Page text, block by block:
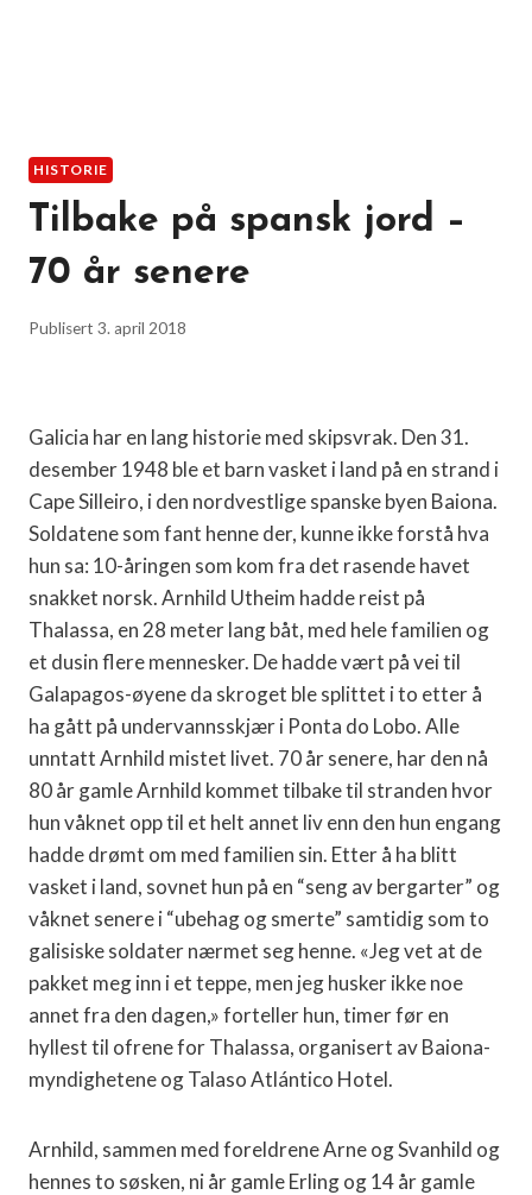
HISTORIE
Tilbake på spansk jord –
70 år senere
Publisert 3. april 2018
Galicia har en lang historie med skipsvrak. Den 31.
desember 1948 ble et barn vasket i land på en strand i
Cape Silleiro, i den nordvestlige spanske byen Baiona.
Soldatene som fant henne der, kunne ikke forstå hva
hun sa: 10-åringen som kom fra det rasende havet
snakket norsk. Arnhild Utheim hadde reist på
Thalassa, en 28 meter lang båt, med hele familien og
et dusin flere mennesker. De hadde vært på vei til
Galapagos-øyene da skroget ble splittet i to etter å
ha gått på undervannsskjær i Ponta do Lobo. Alle
unntatt Arnhild mistet livet. 70 år senere, har den nå
80 år gamle Arnhild kommet tilbake til stranden hvor
hun våknet opp til et helt annet liv enn den hun engang
hadde drømt om med familien sin. Etter å ha blitt
vasket i land, sovnet hun på en “seng av bergarter” og
våknet senere i “ubehag og smerte” samtidig som to
galisiske soldater nærmet seg henne. «Jeg vet at de
pakket meg inn i et teppe, men jeg husker ikke noe
annet fra den dagen,» forteller hun, timer før en
hyllest til ofrene for Thalassa, organisert av Baiona-
myndighetene og Talaso Atlántico Hotel.
Arnhild, sammen med foreldrene Arne og Svanhild og
hennes to søsken, ni år gamle Erling og 14 år gamle